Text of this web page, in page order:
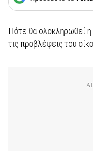
Πότε θα ολοκληρωθεί
τις προβλέψεις του